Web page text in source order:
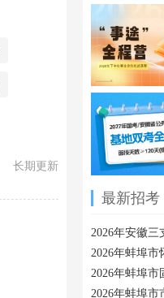
长期更新
最新招考